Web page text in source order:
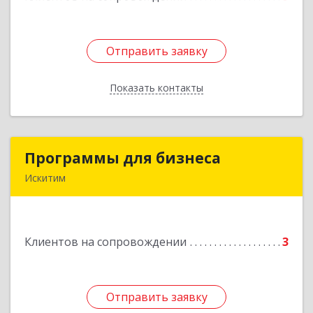
Отправить заявку
Показать контакты
Отправить заявку
Назад
Программы для бизнеса
Искитим
Клиентов на сопровождении 3
Отправить заявку
Программы для бизнеса
Отправить заявку